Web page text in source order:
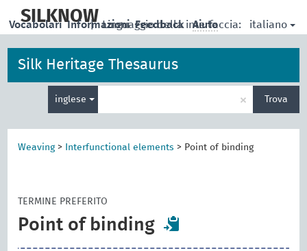
main
SILKNOW
| Linguaggio della interfaccia: italiano
Vocabolari Informazioni Feedback Aiuto
Silk Heritage Thesaurus
inglese
per
la
× Trova
Weaving> Interfunctional elements > Point of binding
TERMINE PREFERITO
Point of binding